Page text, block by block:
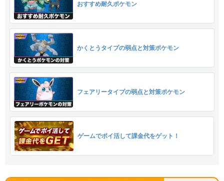
おすすめ耐久ポケモン
かくとうタイプの弱点と対策ポケモン
フェアリータイプの弱点と対策ポケモン
ゲームでポイ活して課金代をゲット！